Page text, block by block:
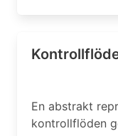
En abstrakt
kontrollflöden